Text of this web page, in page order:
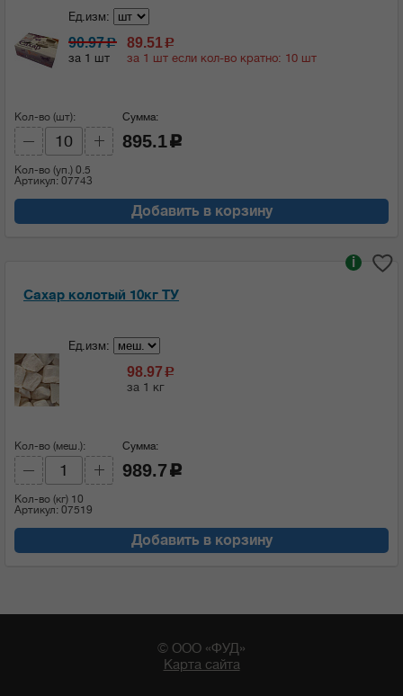
Ед.изм:
90.97c
за 1 шт
89.51c
за 1 шт если кол-во кратно: 10 шт
Кол-во (шт):
Кол-во (уп.) 0.5
Артикул: 07743
Сумма:
895.1 c
Добавить в корзину
Сахар колотый 10кг ТУ
i
Ед.изм:
98.97 c
за 1 кг
Кол-во (меш.):
Кол-во (кг) 10
Артикул: 07519
Сумма:
989.7 c
Добавить в корзину
© ООО «ФУД»
Карта сайта